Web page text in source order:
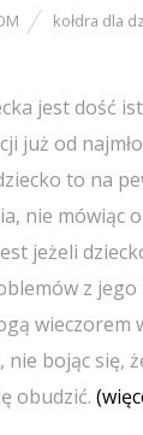
kołdra dla
jest dość
już od
to na
nie mówiąc
jeżeli
z jego
wieczorem
bojąc się,
obudzić.